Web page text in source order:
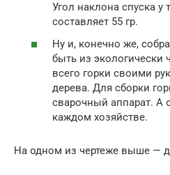
Угол наклона спуска у
составляет 55 гр.
Ну и, конечно же,
быть из экологически
всего горки своими
дерева. Для сборки
сварочный аппарат. А
каждом хозяйстве.
На одном из чертеже выше —